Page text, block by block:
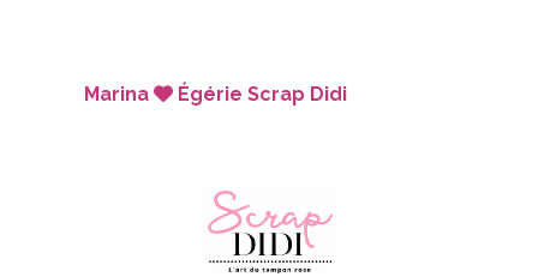
Marina  Égérie Scrap Didi